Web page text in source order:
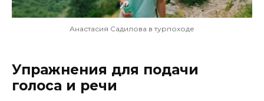
Анастасия Садилова в турпоходе
Упражнения для подачи
голоса и речи